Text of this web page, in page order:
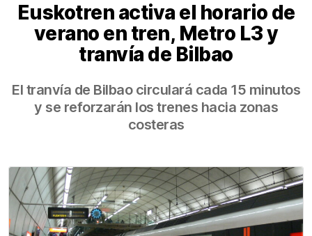
Euskotren activa el horario de
verano en tren, Metro L3 y
tranvía de Bilbao
El tranvía de Bilbao circulará cada 15 minutos
y se reforzarán los trenes hacia zonas
costeras